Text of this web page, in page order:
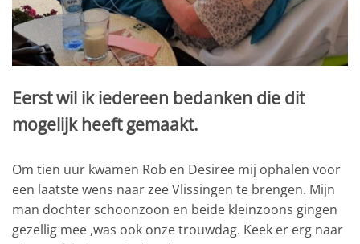
Eerst wil ik iedereen bedanken die dit
mogelijk heeft gemaakt.
Om tien uur kwamen Rob en Desiree mij ophalen voor
een laatste wens naar zee Vlissingen te brengen. Mijn
man dochter schoonzoon en beide kleinzoons gingen
gezellig mee ,was ook onze trouwdag. Keek er erg naar